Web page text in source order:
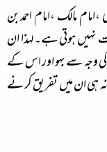
مالک ،امام احمدبن
ہوتی ہے۔لہذا ان
وجہ سے بہو اور اس کے
ہی ان میں تفریق کرنے